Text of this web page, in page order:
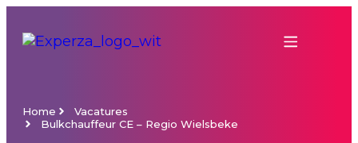
Home
Vacatures
Bulkchauffeur CE – Regio Wielsbeke